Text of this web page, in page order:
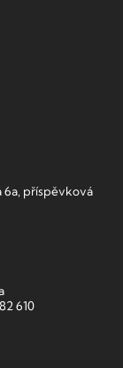
6a, příspěvková
610